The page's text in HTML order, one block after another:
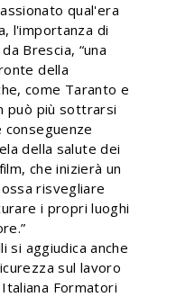
qual'era
l'importanza di
Brescia, “una
della
come Taranto e
può più sottrarsi
della salute dei
che inizierà un
risvegliare
i propri luoghi
si aggiudica anche
sul lavoro
Formatori